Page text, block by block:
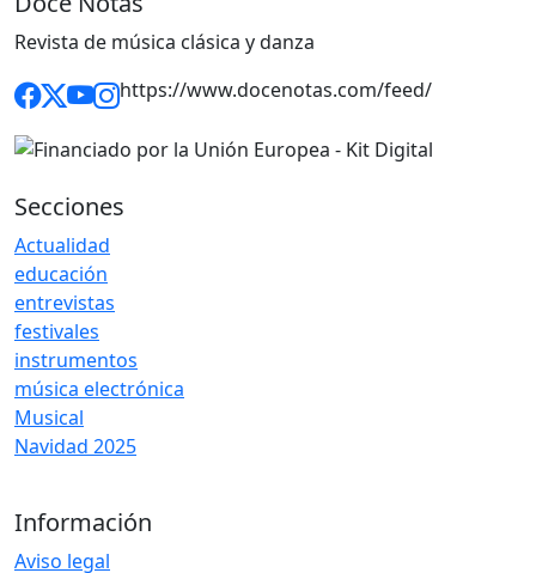
Revista de música clásica y danza
https://www.docenotas.com/feed/
Secciones
Actualidad
educación
entrevistas
festivales
instrumentos
música electrónica
Musical
Navidad 2025
Información
Aviso legal